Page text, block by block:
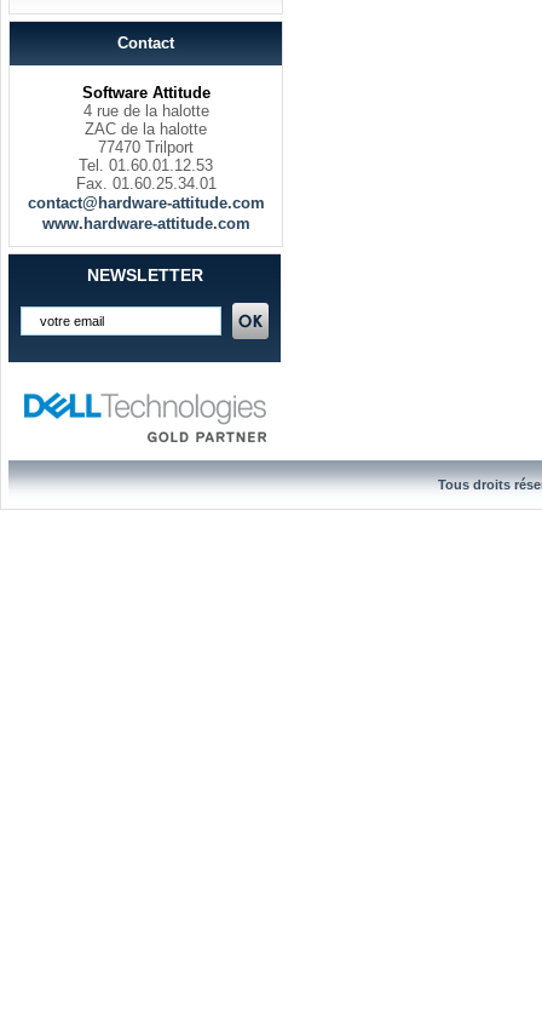
Contact
Software Attitude
4 rue de la halotte
ZAC de la halotte
77470 Trilport
Tel. 01.60.01.12.53
Fax. 01.60.25.34.01
contact@hardware-attitude.com
www.hardware-attitude.com
NEWSLETTER
Tous droits